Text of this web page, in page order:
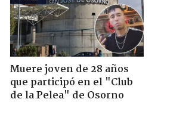
Muere joven de 28 años
que participó en el "Club
de la Pelea" de Osorno